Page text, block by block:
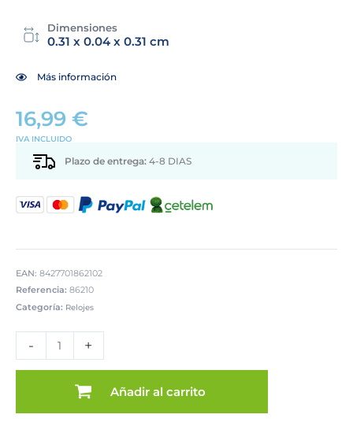
Dimensiones
0.31 x 0.04 x 0.31 cm
Más información
16,99 €
IVA INCLUIDO
Plazo de entrega: 4-8 DIAS
EAN: 8427701862102
Referencia: 86210
Categoría: Relojes
-
ALUMINIO
30CM
cantidad
+
Añadir al carrito